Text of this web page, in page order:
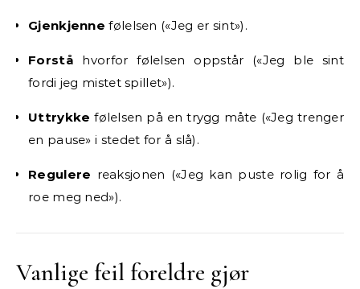
Gjenkjenne følelsen («Jeg er sint»).
Forstå hvorfor følelsen oppstår («Jeg ble sint
fordi jeg mistet spillet»).
Uttrykke følelsen på en trygg måte («Jeg trenger
en pause» i stedet for å slå).
Regulere reaksjonen («Jeg kan puste rolig for å
roe meg ned»).
Vanlige feil foreldre gjør